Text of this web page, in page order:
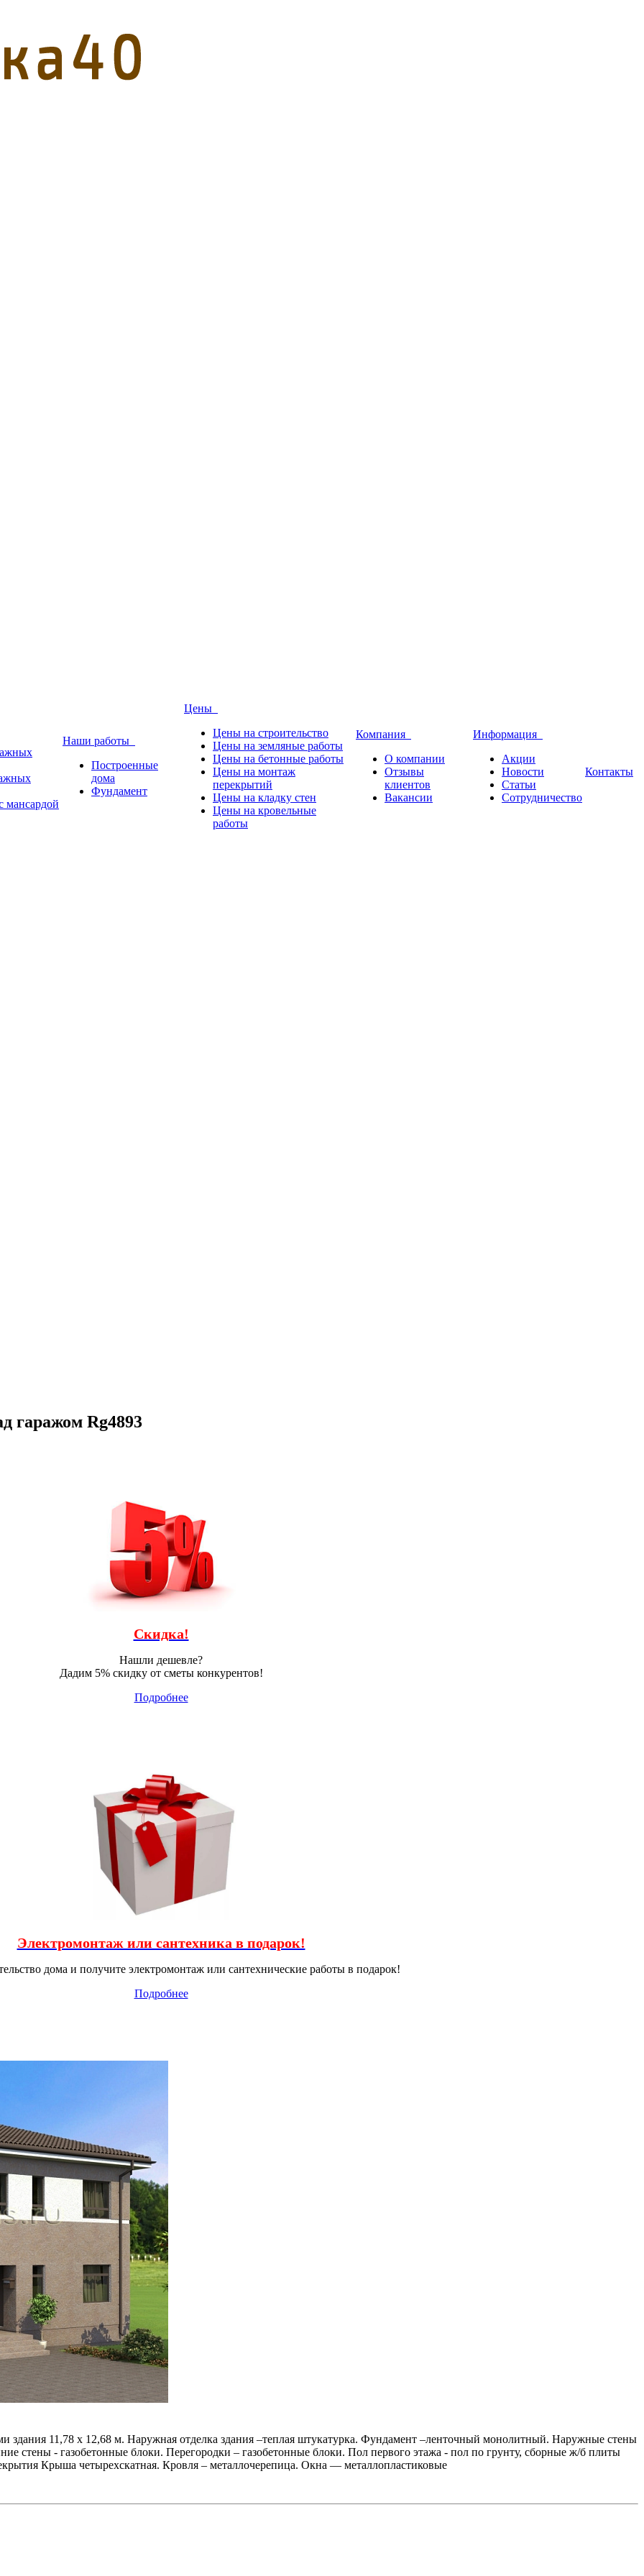
мансардой
Наши работы
Построенные
дома
Фундамент
Цены
Цены на строительство
Цены на земляные работы
Цены на бетонные работы
Цены на монтаж
перекрытий
Цены на кладку стен
Цены на кровельные
работы
Компания
О компании
Отзывы
клиентов
Вакансии
Информация
Акции
Новости
Статьи
Сотрудничество
Контакты
гаражом Rg4893
Скидка!
Нашли дешевле?
Дадим 5% скидку от сметы конкурентов!
Подробнее
Электромонтаж или сантехника в подарок!
дома и получите электромонтаж или сантехнические работы в подарок!
Подробнее
здания 11,78 x 12,68 м. Наружная отделка здания –теплая штукатурка. Фундамент –ленточный монолитный. Наружные стены
стены - газобетонные блоки. Перегородки – газобетонные блоки. Пол первого этажа - пол по грунту, сборные ж/б плиты
Крыша четырехскатная. Кровля – металлочерепица. Окна — металлопластиковые